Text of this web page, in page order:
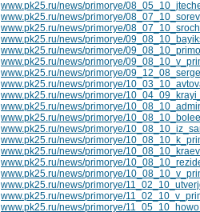
www.pk25.ru/news/primorye/
www.pk25.ru/news/primorye/
www.pk25.ru/news/primorye/
www.pk25.ru/news/primorye/
www.pk25.ru/news/primorye/
www.pk25.ru/news/primorye/
www.pk25.ru/news/primorye/
www.pk25.ru/news/primorye/
www.pk25.ru/news/primorye/
www.pk25.ru/news/primorye/
www.pk25.ru/news/primorye/
www.pk25.ru/news/primorye/
www.pk25.ru/news/primorye/
www.pk25.ru/news/primorye/
www.pk25.ru/news/primorye/
www.pk25.ru/news/primorye/
www.pk25.ru/news/primorye/
www.pk25.ru/news/primorye/
www.pk25.ru/news/primorye/